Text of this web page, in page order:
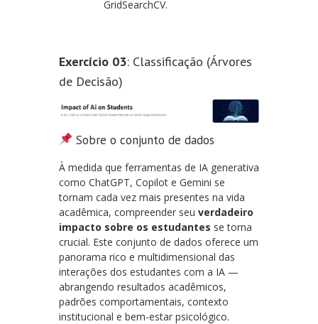
GridSearchCV.
Exercício 03: Classificação (Árvores
de Decisão)
Sobre o conjunto de dados
À medida que ferramentas de IA generativa
como ChatGPT, Copilot e Gemini se
tornam cada vez mais presentes na vida
acadêmica, compreender seu verdadeiro
impacto sobre os estudantes se torna
crucial. Este conjunto de dados oferece um
panorama rico e multidimensional das
interações dos estudantes com a IA —
abrangendo resultados acadêmicos,
padrões comportamentais, contexto
institucional e bem-estar psicológico.